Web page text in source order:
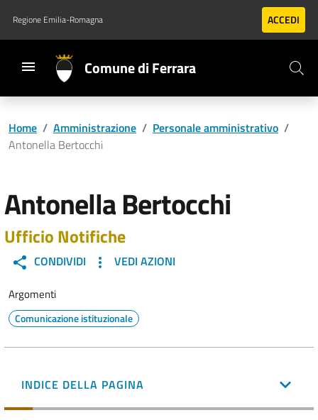
Vai al contenuto principale
Vai al footer
Regione Emilia-Romagna ACCEDI
Comune di Ferrara
Home / Amministrazione / Personale amministrativo /
Antonella Bertocchi
Antonella Bertocchi
Ufficio Notifiche
CONDIVIDI VEDI AZIONI
Argomenti
Comunicazione istituzionale
INDICE DELLA PAGINA